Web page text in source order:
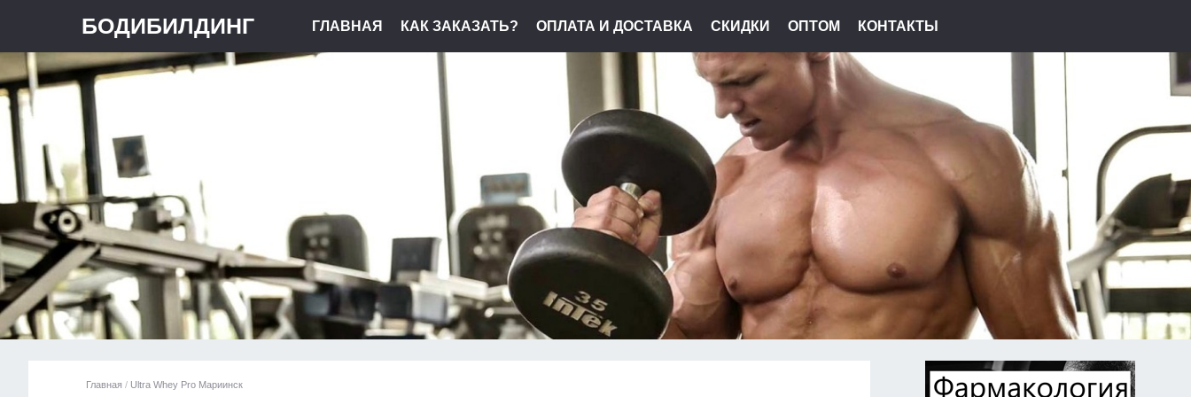
БОДИБИЛДИНГ ГЛАВНАЯ КАК ЗАКАЗАТЬ? ОПЛАТА И ДОСТАВКА СКИДКИ ОПТОМ КОНТАКТЫ
Главная / Ultra Whey Pro Мариинск